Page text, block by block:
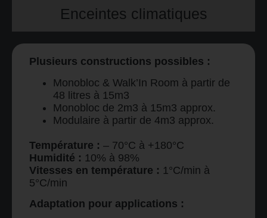
Enceintes climatiques
Plusieurs constructions possibles :
Monobloc & Walk’In Room à partir de
48 litres à 15m3
Monobloc de 2m3 à 15m3 approx.
Modulaire à partir de 4m3 approx.
Température : – 70°C à +180°C
Humidité : 10% à 98%
Vitesses en température : 1°C/min à
5°C/min
Adaptation pour applications :